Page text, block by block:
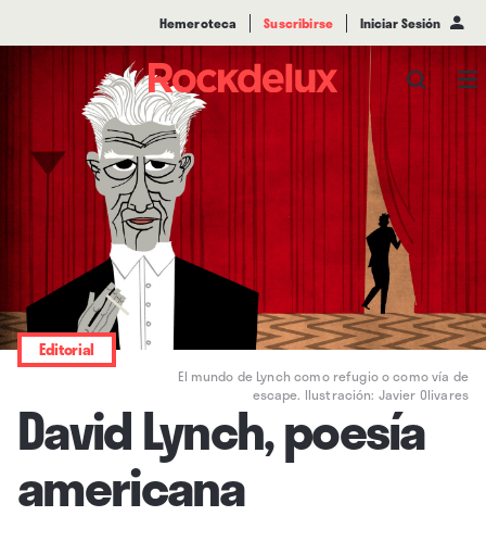
Hemeroteca Suscribirse Iniciar Sesión
El mundo de Lynch como refugio o como vía de
escape. Ilustración: Javier Olivares
Editorial
David Lynch, poesía
americana